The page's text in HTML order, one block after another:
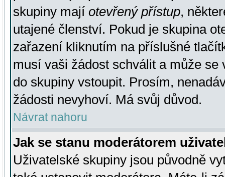
skupiny mají otevřený přístup,
utajené členství. Pokud je skupina
zařazení kliknutím na příslušné
musí vaši žádost schválit a může se
do skupiny vstoupit. Prosím,
žádosti nevyhoví. Má svůj důvod.
Návrat nahoru
Jak se stanu moderátorem
Uživatelské skupiny jsou původně